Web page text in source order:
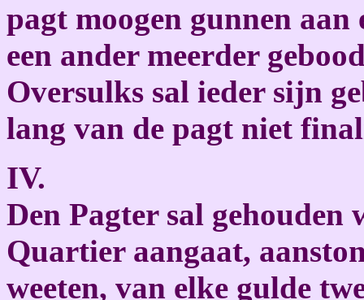
pagt moogen gunnen aan
een ander meerder
Oversulks sal ieder sijn
lang van de pagt niet
IV.
Den Pagter sal gehouden
Quartier aangaat,
weeten, van elke gulde